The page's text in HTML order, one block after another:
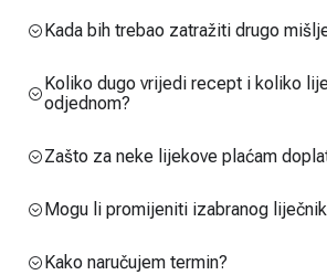
Kada bih trebao zatražiti drugo
Koliko dugo vrijedi recept i koliko
odjednom?
Zašto za neke lijekove plaćam
Mogu li promijeniti izabranog
Kako naručujem termin?